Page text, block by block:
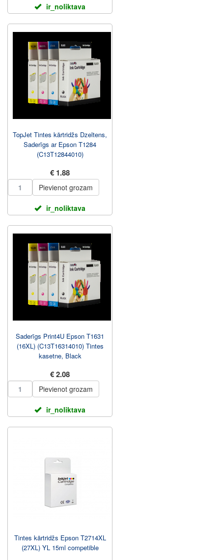
ir_noliktava
TopJet Tintes kārtridžs Dzeltens,
Saderīgs ar Epson T1284
(C13T12844010)
€ 1.88
Pievienot grozam
ir_noliktava
Saderīgs Print4U Epson T1631
(16XL) (C13T16314010) Tintes
kasetne, Black
€ 2.08
Pievienot grozam
ir_noliktava
Tintes kārtridžs Epson T2714XL
(27XL) YL 15ml competible